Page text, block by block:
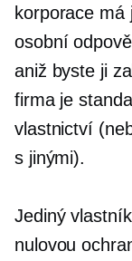
korporace
osobní
aniž byste ji
firma je
vlastnictví
s jinými).
Jediný
nulovou